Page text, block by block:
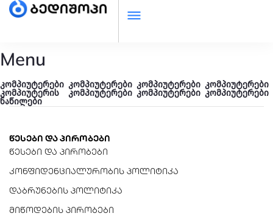
Menu
კომპიუტერები
კომპიუტერის
ნაწილები
კომპიუტერები
კომპიუტერები
კომპიუტერები
კომპიუტერები
კომპიუტერები
კომპიუტერები
წესები და პირობები
წესები და პირობები
კონფიდენციალურობის პოლიტიკა
დაბრუნების პოლიტიკა
მიწოდების პირობები